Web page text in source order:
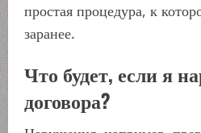
простая процедура, к
заранее.
Что будет, если я
договора?